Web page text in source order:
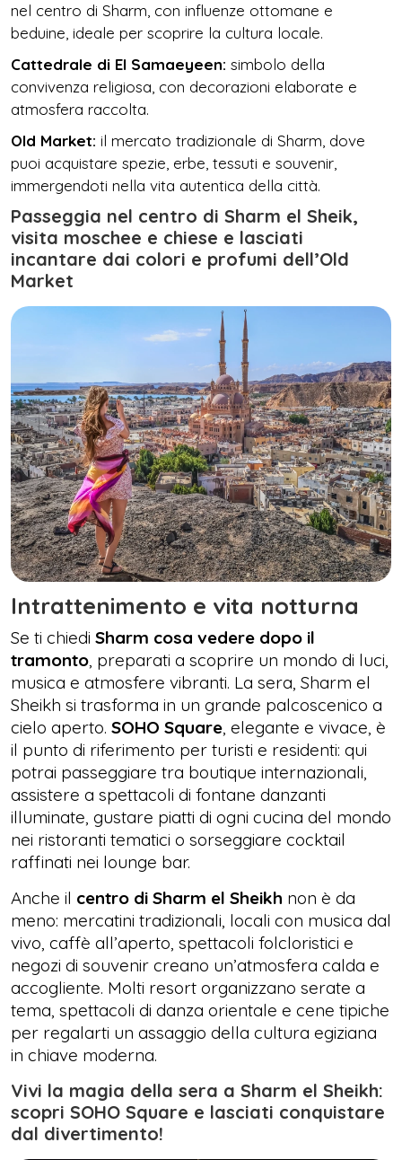
nel centro di Sharm, con influenze ottomane e
beduine, ideale per scoprire la cultura locale.
Cattedrale di El Samaeyeen: simbolo della
convivenza religiosa, con decorazioni elaborate e
atmosfera raccolta.
Old Market: il mercato tradizionale di Sharm, dove
puoi acquistare spezie, erbe, tessuti e souvenir,
immergendoti nella vita autentica della città.
Passeggia nel centro di Sharm el Sheik,
visita moschee e chiese e lasciati
incantare dai colori e profumi dell’Old
Market
Intrattenimento e vita notturna
Se ti chiedi Sharm cosa vedere dopo il
tramonto, preparati a scoprire un mondo di luci,
musica e atmosfere vibranti. La sera, Sharm el
Sheikh si trasforma in un grande palcoscenico a
cielo aperto. SOHO Square, elegante e vivace, è
il punto di riferimento per turisti e residenti: qui
potrai passeggiare tra boutique internazionali,
assistere a spettacoli di fontane danzanti
illuminate, gustare piatti di ogni cucina del mondo
nei ristoranti tematici o sorseggiare cocktail
raffinati nei lounge bar.
Anche il centro di Sharm el Sheikh non è da
meno: mercatini tradizionali, locali con musica dal
vivo, caffè all’aperto, spettacoli folcloristici e
negozi di souvenir creano un’atmosfera calda e
accogliente. Molti resort organizzano serate a
tema, spettacoli di danza orientale e cene tipiche
per regalarti un assaggio della cultura egiziana
in chiave moderna.
Vivi la magia della sera a Sharm el Sheikh:
scopri SOHO Square e lasciati conquistare
dal divertimento!